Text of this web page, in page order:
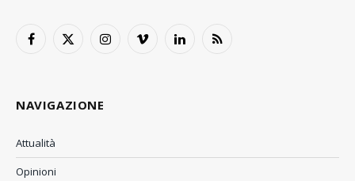
Facebook
X
InstagramVimeo LinkedInRSS
NAVIGAZIONE
Attualità
Opinioni